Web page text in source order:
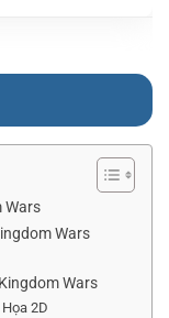
Wars
Wars
Wars
2D